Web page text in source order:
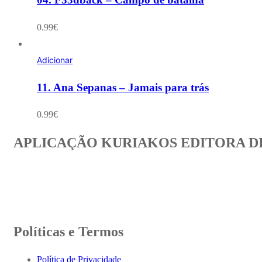
0.99€
Adicionar
11. Ana Sepanas – Jamais para trás
0.99€
APLICAÇÃO KURIAKOS EDITORA
Políticas e Termos
Política de Privacidade